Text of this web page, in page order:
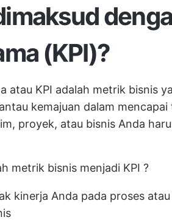
(KPI)?
atau KPI adalah metrik bisnis
kemajuan dalam mencapai
proyek, atau bisnis Anda
metrik bisnis menjadi KPI ?
kinerja Anda pada proses